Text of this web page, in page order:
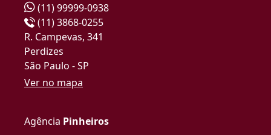
(11) 99999-0938
(11) 3868-0255
R. Campevas, 341
Perdizes
São Paulo - SP
Ver no mapa
Agência Pinheiros